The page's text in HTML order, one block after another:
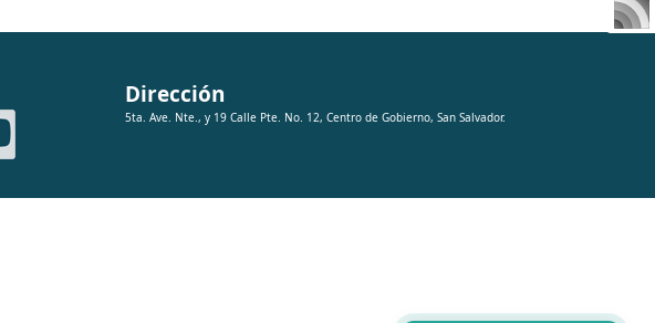
Dirección
5ta. Ave. Nte., y 19 Calle Pte. No. 12, Centro de Gobierno, San Salvador.